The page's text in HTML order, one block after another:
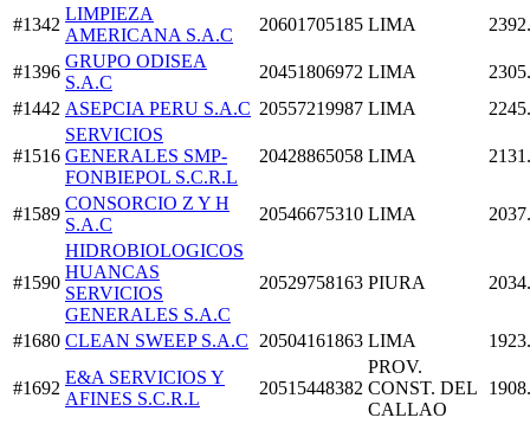
#1342
LIMPIEZA
AMERICANA S.A.C
20601705185 LIMA
#1396
GRUPO ODISEA
S.A.C
20451806972 LIMA
#1442 ASEPCIA PERU S.A.C 20557219987 LIMA
#1516
SERVICIOS
GENERALES SMP-
FONBIEPOL S.C.R.L
20428865058 LIMA
#1589
CONSORCIO Z Y H
S.A.C
20546675310 LIMA
#1590
HIDROBIOLOGICOS
HUANCAS
SERVICIOS
GENERALES S.A.C
20529758163 PIURA
#1680 CLEAN SWEEP S.A.C 20504161863 LIMA
#1692
E&A SERVICIOS Y
AFINES S.C.R.L
20515448382
PROV.
CONST. DEL
CALLAO